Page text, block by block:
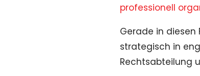
professionell
Gerade in diesen
strategisch in
Rechtsabteilung